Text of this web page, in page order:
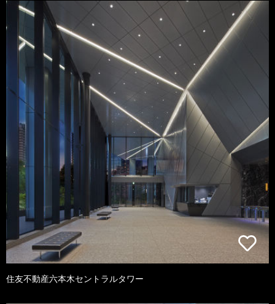
住友不動産六本木セントラルタワー